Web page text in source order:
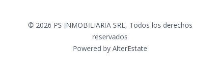
© 2026 PS INMOBILIARIA SRL, Todos los derechos
reservados
Powered by AlterEstate